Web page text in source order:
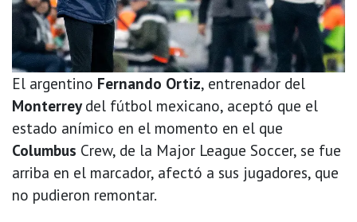
El argentino Fernando Ortiz, entrenador del
Monterreydel fútbol mexicano, aceptó que el
estado anímico en el momento en el que
Columbus Crew, de la Major League Soccer, se fue
arriba en el marcador, afectó a sus jugadores, que
no pudieron remontar.